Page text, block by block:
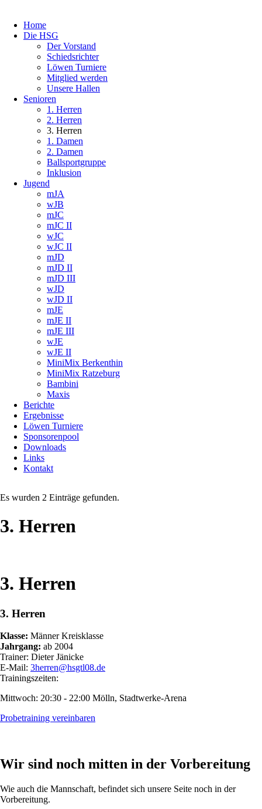
Home
Die HSG
Der Vorstand
Schiedsrichter
Löwen Turniere
Mitglied werden
Unsere Hallen
Senioren
1. Herren
2. Herren
3. Herren
1. Damen
2. Damen
Ballsportgruppe
Inklusion
Jugend
mJA
wJB
mJC
mJC II
wJC
wJC II
mJD
mJD II
mJD III
wJD
wJD II
mJE
mJE II
mJE III
wJE
wJE II
MiniMix Berkenthin
MiniMix Ratzeburg
Bambini
Maxis
Berichte
Ergebnisse
Löwen Turniere
Sponsorenpool
Downloads
Links
Kontakt
Es wurden 2 Einträge gefunden.
3. Herren
3. Herren
3. Herren
Klasse: Männer Kreisklasse
Jahrgang: ab 2004
Trainer: Dieter Jänicke
E-Mail: 3herren@hsgtl08.de
Trainingszeiten:
Mittwoch: 20:30 - 22:00 Mölln, Stadtwerke-Arena
Probetraining vereinbaren
Wir sind noch mitten in der Vorbereitung
Wie auch die Mannschaft, befindet sich unsere Seite noch in der
Vorbereitung.